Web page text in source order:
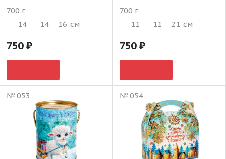
700 г
14
14 16 см
750
700 г
11
11 21 см
750
№ 053 № 054